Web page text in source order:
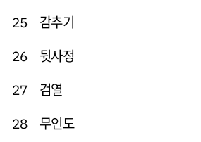
25 감추기
26 뒷사정
27 검열
28 무인도